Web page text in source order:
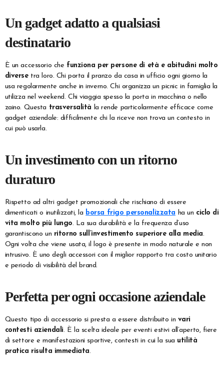
Un gadget adatto a qualsiasi
destinatario
È un accessorio che funziona per persone di età e abitudini molto
diversetra loro. Chi porta il pranzo da casa in ufficio ogni giorno la
usa regolarmente anche in inverno. Chi organizza un picnic in famiglia la
utilizza nel weekend. Chi viaggia spesso la porta in macchina o nello
zaino. Questa trasversalità la rende particolarmente efficace come
gadget aziendale: difficilmente chi la riceve non trova un contesto in
cui può usarla.
Un investimento con un ritorno
duraturo
Rispetto ad altri gadget promozionali che rischiano di essere
dimenticati o inutilizzati, la borsa frigo personalizzata ha un ciclo di
vita molto più lungo. La sua durabilità e la frequenza d’uso
garantiscono un ritorno sull’investimento superiore alla media.
Ogni volta che viene usata, il logo è presente in modo naturale e non
intrusivo. È uno degli accessori con il miglior rapporto tra costo unitario
e periodo di visibilità del brand.
Perfetta per ogni occasione aziendale
Questo tipo di accessorio si presta a essere distribuito in vari
contesti aziendali. È la scelta ideale per eventi estivi all’aperto, fiere
di settore e manifestazioni sportive, contesti in cui la sua utilità
pratica risulta immediata.